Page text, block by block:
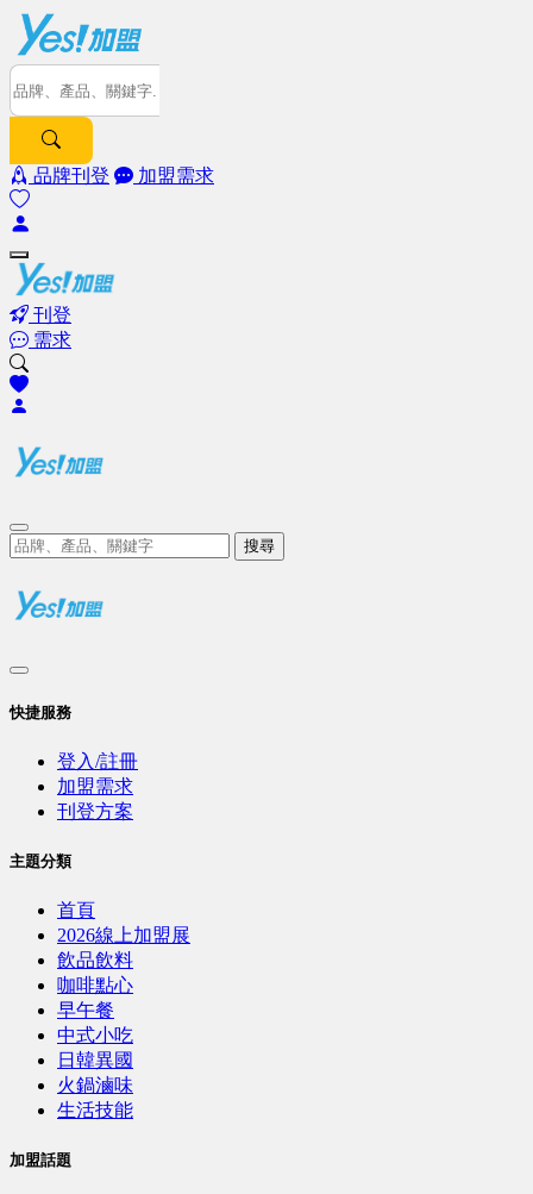
品牌刊登 加盟需求
刊登
需求
搜尋
快捷服務
登入/註冊
加盟需求
刊登方案
主題分類
首頁
2026線上加盟展
飲品飲料
咖啡點心
早午餐
中式小吃
日韓異國
火鍋滷味
生活技能
加盟話題